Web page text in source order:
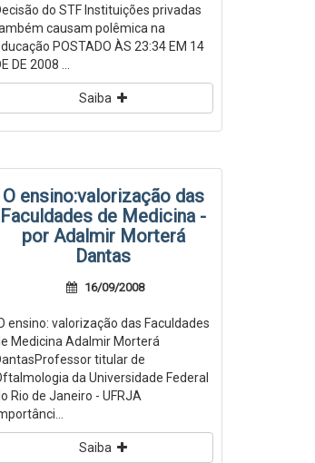
do STF Instituições privadas
causam polêmica na
POSTADO ÀS 23:34 EM 14
DE 2008 ...
Saiba
O ensino:valorização das
Faculdades de Medicina -
por Adalmir Morterá
Dantas
16/09/2008
ensino: valorização das Faculdades
Medicina Adalmir Morterá
titular de
da Universidade Federal
Rio de Janeiro - UFRJA
Saiba